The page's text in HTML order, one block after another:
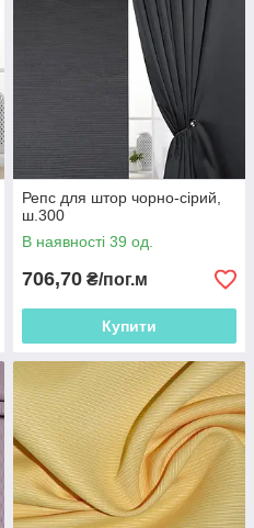
Репс для штор чорно-сірий,
ш.300
В наявності 39 од.
706,70 ₴/пог.м
Купити